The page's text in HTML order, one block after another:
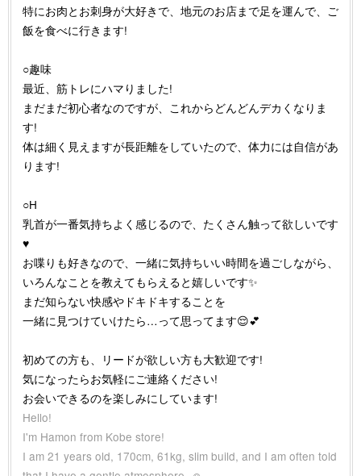
特にお肉とお刺身が大好きで、地元のお店まで足を運んで、ご
飯を食べに行きます!
○趣味
最近、筋トレにハマりました!
まだまだ初心者なのですが、これからどんどんデカくなりま
す!
体は細く見えますが長距離をしていたので、体力には自信があ
ります!
○H
乳首が一番気持ちよく感じるので、たくさん触って欲しいです
♥
お喋りも好きなので、一緒に気持ちいい時間を過ごしながら、
いろんなことを教えてもらえると嬉しいです✨
まだ知らない快感やドキドキすることを
一緒に見つけていけたら…って思ってます😌💕
初めての方も、リードが欲しい方も大歓迎です!
気になったらお気軽にご連絡ください!
お会いできるのを楽しみにしています!
Hello!
I'm Hamon from Kobe store!
I am 21 years old, 170cm, 61kg, slim build, and I am often told